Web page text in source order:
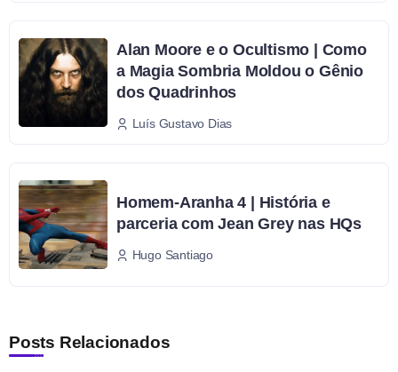
Alan Moore e o Ocultismo | Como
a Magia Sombria Moldou o Gênio
dos Quadrinhos
Luís Gustavo Dias
Homem-Aranha 4 | História e
parceria com Jean Grey nas HQs
Hugo Santiago
Posts Relacionados